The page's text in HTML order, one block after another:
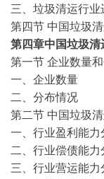
三、垃圾清运行业
第四节 中国垃圾
第四章中国垃圾
第一节 企业数量
一、企业数量
二、分布情况
第二节 中国垃圾
一、行业盈利能力
二、行业偿债能力
三、行业营运能力